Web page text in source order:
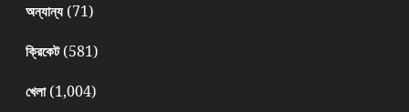
অন্যান্য(71)
ক্রিকেট(581)
খেলা(1,004)